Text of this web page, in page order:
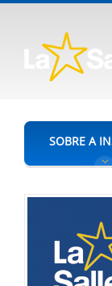
SOBRE A